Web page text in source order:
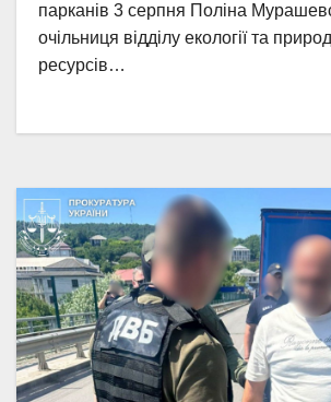
парканів 3 серпня Поліна
очільниця відділу екології та
ресурсів…